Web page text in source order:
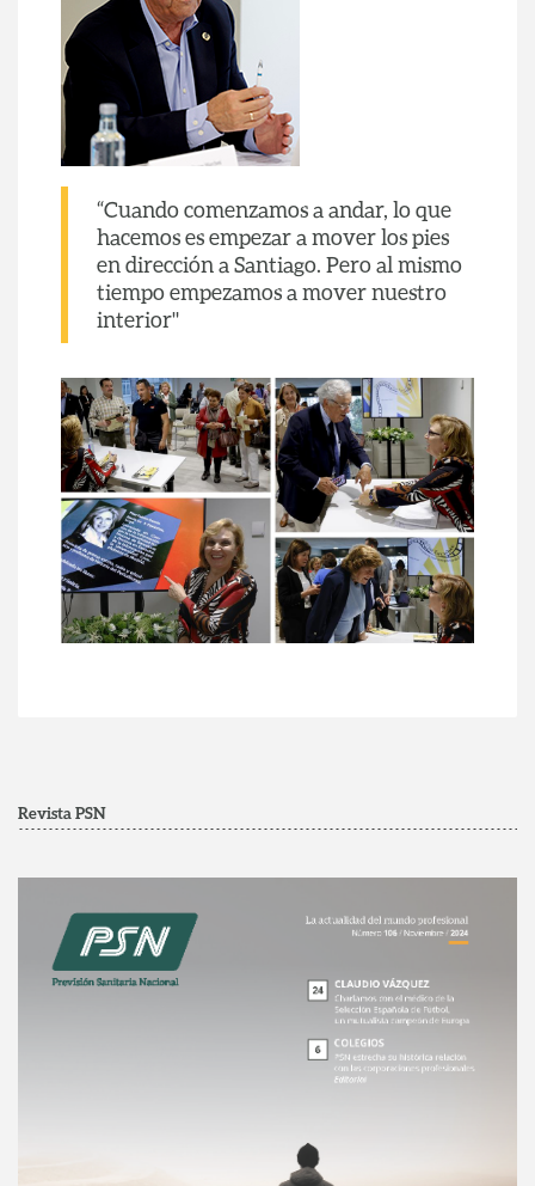
“Cuando comenzamos a andar, lo que
hacemos es empezar a mover los pies
en dirección a Santiago. Pero al mismo
tiempo empezamos a mover nuestro
interior"
Revista PSN